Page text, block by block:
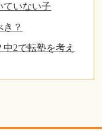
ていない子
？
2で転塾を考え